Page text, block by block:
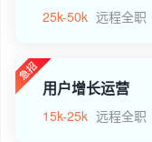
25k-50k 远程全职
用户增长运营
15k-25k 远程全职